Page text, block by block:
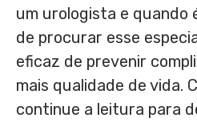
um urologista e quando
de procurar esse
eficaz de prevenir
mais qualidade de vida.
continue a leitura para